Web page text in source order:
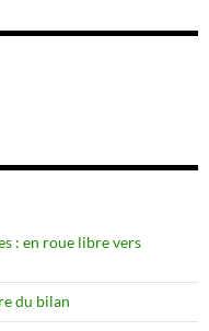
: en roue libre vers
du bilan